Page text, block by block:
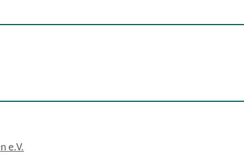
e.V.